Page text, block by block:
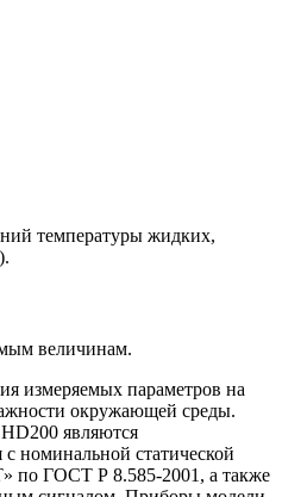
температуры жидких,
величинам.
измеряемых параметров на
окружающей среды.
являются
номинальной статической
по ГОСТ Р 8.585-2001, а также